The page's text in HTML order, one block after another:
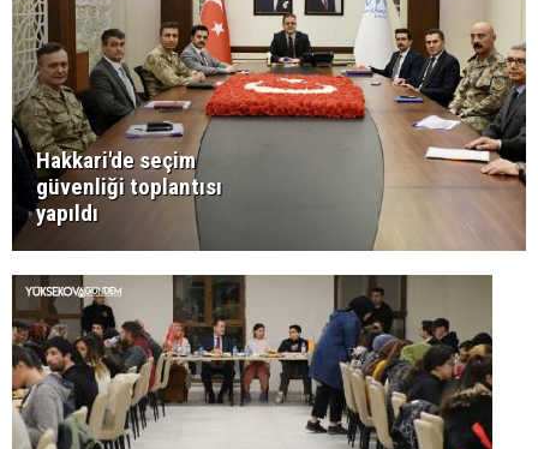
Hakkari'de seçim
güvenliği toplantısı
yapıldı